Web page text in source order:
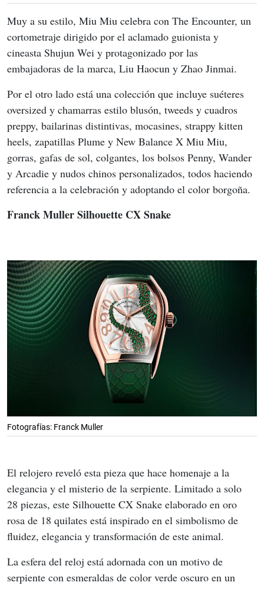
Muy a su estilo, Miu Miu celebra con The Encounter, un
cortometraje dirigido por el aclamado guionista y
cineasta Shujun Wei y protagonizado por las
embajadoras de la marca, Liu Haocun y Zhao Jinmai.
Por el otro lado está una colección que incluye suéteres
oversized y chamarras estilo blusón, tweeds y cuadros
preppy, bailarinas distintivas, mocasines, strappy kitten
heels, zapatillas Plume y New Balance X Miu Miu,
gorras, gafas de sol, colgantes, los bolsos Penny, Wander
y Arcadie y nudos chinos personalizados, todos haciendo
referencia a la celebración y adoptando el color borgoña.
Franck Muller Silhouette CX Snake
Fotografías: Franck Muller
El relojero reveló esta pieza que hace homenaje a la
elegancia y el misterio de la serpiente. Limitado a solo
28 piezas, este Silhouette CX Snake elaborado en oro
rosa de 18 quilates está inspirado en el simbolismo de
fluidez, elegancia y transformación de este animal.
La esfera del reloj está adornada con un motivo de
serpiente con esmeraldas de color verde oscuro en un